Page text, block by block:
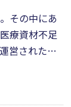
その中にあ
療資材不足
営されたの
く伝える。
三度にわた
、大本営の